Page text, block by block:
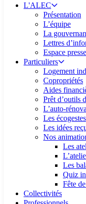
L'ALEC
Présentation
L’équipe
La
Lettres
Espace presse
Particuliers
Logement
Copropriétés
Aides
Prêt d’outils
L’auto-
Les écogestes
Les idées
Nos
Les
Les
Quiz
Fête
Collectivités